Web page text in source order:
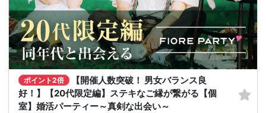
ポイント2倍
【開催人数突破！ 男女バランス良
好！】【20代限定編】ステキなご縁が繋がる【個
室】婚活パーティー～真剣な出会い～